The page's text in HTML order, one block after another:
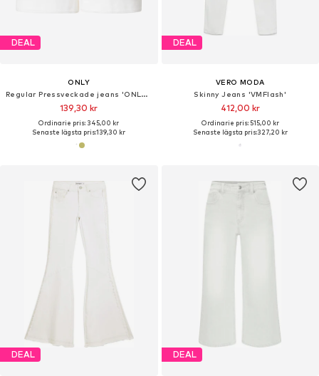
DEAL
ONLY
Regular Pressveckade jeans 'ONLNEW CUBA'
139,30 kr
Ordinarie pris: 345,00 kr
Senaste lägsta pris:139,30 kr
DEAL
VERO MODA
Skinny Jeans 'VMFlash'
412,00 kr
Ordinarie pris: 515,00 kr
Senaste lägsta pris:327,20 kr
DEAL DEAL